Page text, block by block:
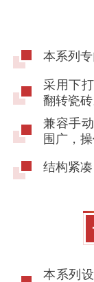
本系列
采用下
翻转瓷砖
兼容手
围广，操
结构紧凑
本系列